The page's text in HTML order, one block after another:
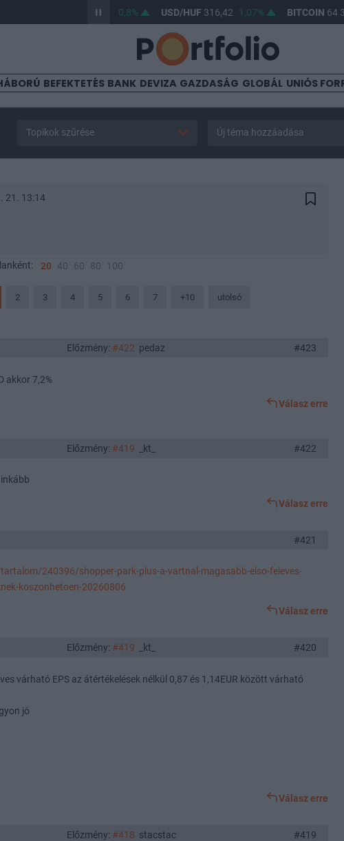
0,8% USD/HUF316,42 1,07% BITCOIN64
BEFEKTETÉS BANK DEVIZA GAZDASÁG GLOBÁL UNIÓS
Topikok szűrése Új téma hozzáadása
21. 13:14
20 40 60 80 100
2 3 4 5 6 7 +10 utolsó
Előzmény: #422 pedaz #423
akkor 7,2%
Válasz erre
Előzmény: #419 _kt_ #422
Válasz erre
#421
240396/shopper-park-plus-a-vartnal-magasabb-elso-feleves-
koszonhetoen-20260806
Válasz erre
Előzmény: #419 _kt_ #420
várható EPS az átértékelések nélkül 0,87 és 1,14EUR között várható
jó
Válasz erre
Előzmény: #418 stacstac #419